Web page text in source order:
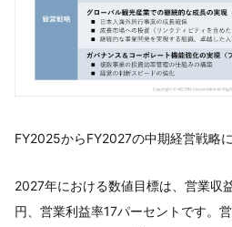
FY2025からFY2027の中期経営戦略
2027年における数値目標は、営業収
円、営業利益率17パーセントです。